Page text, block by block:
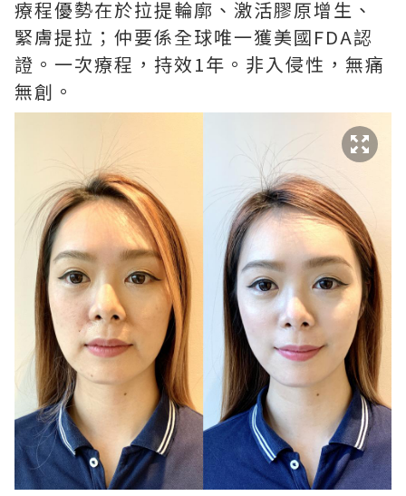
療程優勢在於拉提輪廓、激活膠原增生、
緊膚提拉；仲要係全球唯一獲美國FDA認
證。一次療程，持效1年。非入侵性，無痛
無創。